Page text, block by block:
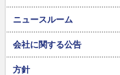
ニュースルーム
会社に関する公告
方針